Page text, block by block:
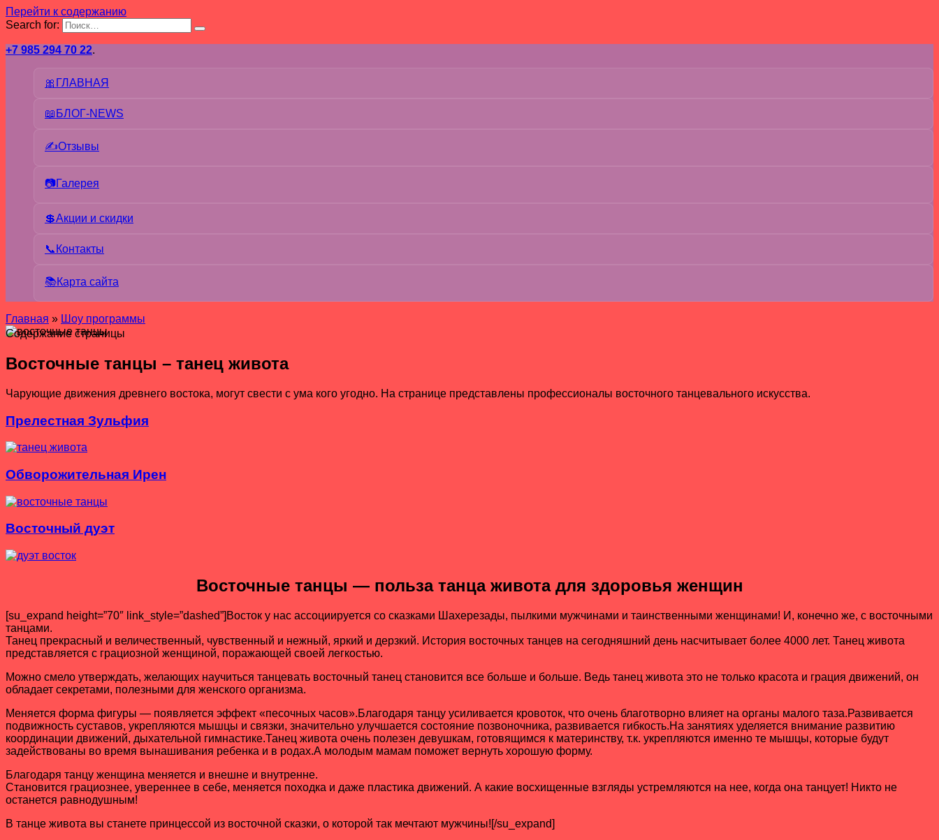
Перейти к содержанию
Search for:
+7 985 294 70 22.
🎀ГЛАВНАЯ
📖БЛОГ-NEWS
✍Отзывы
📷Галерея
💲Акции и скидки
📞Контакты
📚Карта сайта
Главная » Шоу программы
Содержание страницы
Восточные танцы – танец живота
Чарующие движения древнего востока, могут свести с ума кого угодно. На странице представлены профессионалы восточного танцевального искусства.
Прелестная Зульфия
Обворожительная Ирен
Восточный дуэт
Восточные танцы — польза танца живота для здоровья женщин
[su_expand height=”70″ link_style=”dashed”]Восток у нас ассоциируется со сказками Шахерезады, пылкими мужчинами и таинственными женщинами! И, конечно же, с восточными
танцами.
Танец прекрасный и величественный, чувственный и нежный, яркий и дерзкий. История восточных танцев на сегодняшний день насчитывает более 4000 лет. Танец живота
представляется с грациозной женщиной, поражающей своей легкостью.
Можно смело утверждать, желающих научиться танцевать восточный танец становится все больше и больше. Ведь танец живота это не только красота и грация движений, он
обладает секретами, полезными для женского организма.
Меняется форма фигуры — появляется эффект «песочных часов».Благодаря танцу усиливается кровоток, что очень благотворно влияет на органы малого таза.Развивается
подвижность суставов, укрепляются мышцы и связки, значительно улучшается состояние позвоночника, развивается гибкость.На занятиях уделяется внимание развитию
координации движений, дыхательной гимнастике.Танец живота очень полезен девушкам, готовящимся к материнству, т.к. укрепляются именно те мышцы, которые будут
задействованы во время вынашивания ребенка и в родах.А молодым мамам поможет вернуть хорошую форму.
Благодаря танцу женщина меняется и внешне и внутренне.
Становится грациознее, увереннее в себе, меняется походка и даже пластика движений. А какие восхищенные взгляды устремляются на нее, когда она танцует! Никто не
останется равнодушным!
В танце живота вы станете принцессой из восточной сказки, о которой так мечтают мужчины![/su_expand]